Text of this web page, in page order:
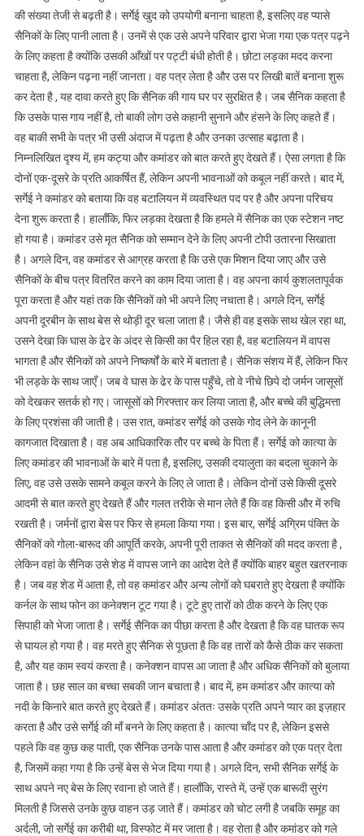
की संख्या तेजी से बढ़ती है। सर्गेई खुद को उपयोगी बनाना चाहता है, इसलिए वह प्यासे
सैनिकों के लिए पानी लाता है। उनमें से एक उसे अपने परिवार द्वारा भेजा गया एक पत्र पढ़ने
के लिए कहता है क्योंकि उसकी आँखों पर पट्टी बंधी होती है। छोटा लड़का मदद करना
चाहता है, लेकिन पढ़ना नहीं जानता। वह पत्र लेता है और उस पर लिखी बातें बनाना शुरू
कर देता है , यह दावा करते हुए कि सैनिक की गाय घर पर सुरक्षित है। जब सैनिक कहता है
कि उसके पास गाय नहीं है, तो बाकी लोग उसे कहानी सुनाने और हंसने के लिए कहते हैं।
वह बाकी सभी के पत्र भी उसी अंदाज में पढ़ता है और उनका उत्साह बढ़ाता है।
निम्नलिखित दृश्य में, हम कट्या और कमांडर को बात करते हुए देखते हैं। ऐसा लगता है कि
दोनों एक-दूसरे के प्रति आकर्षित हैं, लेकिन अपनी भावनाओं को कबूल नहीं करते। बाद में,
सर्गेई ने कमांडर को बताया कि वह बटालियन में व्यवस्थित पद पर है और अपना परिचय
देना शुरू करता है। हालाँकि, फिर लड़का देखता है कि हमले में सैनिक का एक स्टेशन नष्ट
हो गया है। कमांडर उसे मृत सैनिक को सम्मान देने के लिए अपनी टोपी उतारना सिखाता
है। अगले दिन, वह कमांडर से आग्रह करता है कि उसे एक मिशन दिया जाए और उसे
सैनिकों के बीच पत्र वितरित करने का काम दिया जाता है। वह अपना कार्य कुशलतापूर्वक
पूरा करता है और यहां तक ​​कि सैनिकों को भी अपने लिए नचाता है। अगले दिन, सर्गेई
अपनी दूरबीन के साथ बेस से थोड़ी दूर चला जाता है। जैसे ही वह इसके साथ खेल रहा था,
उसने देखा कि घास के ढेर के अंदर से किसी का पैर हिल रहा है, वह बटालियन में वापस
भागता है और सैनिकों को अपने निष्कर्षों के बारे में बताता है। सैनिक संशय में हैं, लेकिन फिर
भी लड़के के साथ जाएँ। जब वे घास के ढेर के पास पहुँचे, तो वे नीचे छिपे दो जर्मन जासूसों
को देखकर सतर्क हो गए। जासूसों को गिरफ्तार कर लिया जाता है, और बच्चे की बुद्धिमत्ता
के लिए प्रशंसा की जाती है। उस रात, कमांडर सर्गेई को उसके गोद लेने के कानूनी
कागजात दिखाता है। वह अब आधिकारिक तौर पर बच्चे के पिता हैं। सर्गेई को कात्या के
लिए कमांडर की भावनाओं के बारे में पता है, इसलिए, उसकी दयालुता का बदला चुकाने के
लिए, वह उसे उसके सामने कबूल करने के लिए ले जाता है। लेकिन दोनों उसे किसी दूसरे
आदमी से बात करते हुए देखते हैं और गलत तरीके से मान लेते हैं कि वह किसी और में रुचि
रखती है। जर्मनों द्वारा बेस पर फिर से हमला किया गया। इस बार, सर्गेई अग्रिम पंक्ति के
सैनिकों को गोला-बारूद की आपूर्ति करके, अपनी पूरी ताकत से सैनिकों की मदद करता है ,
लेकिन वहां के सैनिक उसे शेड में वापस जाने का आदेश देते हैं क्योंकि बाहर बहुत खतरनाक
है। जब वह शेड में आता है, तो वह कमांडर और अन्य लोगों को घबराते हुए देखता है क्योंकि
कर्नल के साथ फोन का कनेक्शन टूट गया है। टूटे हुए तारों को ठीक करने के लिए एक
सिपाही को भेजा जाता है। सर्गेई सैनिक का पीछा करता है और देखता है कि वह घातक रूप
से घायल हो गया है। वह मरते हुए सैनिक से पूछता है कि वह तारों को कैसे ठीक कर सकता
है, और यह काम स्वयं करता है। कनेक्शन वापस आ जाता है और अधिक सैनिकों को बुलाया
जाता है। छह साल का बच्चा सबकी जान बचाता है। बाद में, हम कमांडर और कात्या को
नदी के किनारे बात करते हुए देखते हैं। कमांडर अंततः उसके प्रति अपने प्यार का इज़हार
करता है और उसे सर्गेई की माँ बनने के लिए कहता है। कात्या चाँद पर है, लेकिन इससे
पहले कि वह कुछ कह पाती, एक सैनिक उनके पास आता है और कमांडर को एक पत्र देता
है, जिसमें कहा गया है कि उन्हें बेस से भेज दिया गया है। अगले दिन, सभी सैनिक सर्गेई के
साथ अपने नए बेस के लिए रवाना हो जाते हैं। हालाँकि, रास्ते में, उन्हें एक बारूदी सुरंग
मिलती है जिससे उनके कुछ वाहन उड़ जाते हैं। कमांडर को चोट लगी है जबकि समूह का
अर्दली, जो सर्गेई का करीबी था, विस्फोट में मर जाता है। वह रोता है और कमांडर को गले